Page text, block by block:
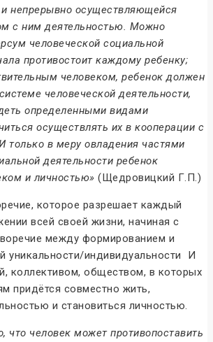
непрерывно осуществляющейся
с ним деятельностью. Можно
человеческой социальной
противостоит каждому ребенку;
человеком, ребенок должен
человеческой деятельности,
определенными видами
осуществлять их в кооперации с
только в меру овладения частями
деятельности ребенок
и личностью» (Щедровицкий Г.П.)
которое разрешает каждый
всей своей жизни, начиная с
между формированием и
уникальности/индивидуальности И
коллективом, обществом, в которых
придётся совместно жить,
и становиться личностью.
что человек может противопоставить